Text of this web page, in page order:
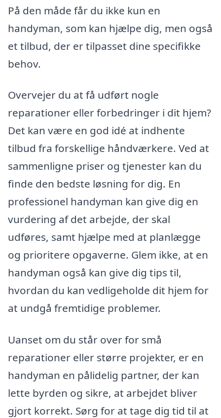
På den måde får du ikke kun en
handyman, som kan hjælpe dig, men også
et tilbud, der er tilpasset dine specifikke
behov.
Overvejer du at få udført nogle
reparationer eller forbedringer i dit hjem?
Det kan være en god idé at indhente
tilbud fra forskellige håndværkere. Ved at
sammenligne priser og tjenester kan du
finde den bedste løsning for dig. En
professionel handyman kan give dig en
vurdering af det arbejde, der skal
udføres, samt hjælpe med at planlægge
og prioritere opgaverne. Glem ikke, at en
handyman også kan give dig tips til,
hvordan du kan vedligeholde dit hjem for
at undgå fremtidige problemer.
Uanset om du står over for små
reparationer eller større projekter, er en
handyman en pålidelig partner, der kan
lette byrden og sikre, at arbejdet bliver
gjort korrekt. Sørg for at tage dig tid til at